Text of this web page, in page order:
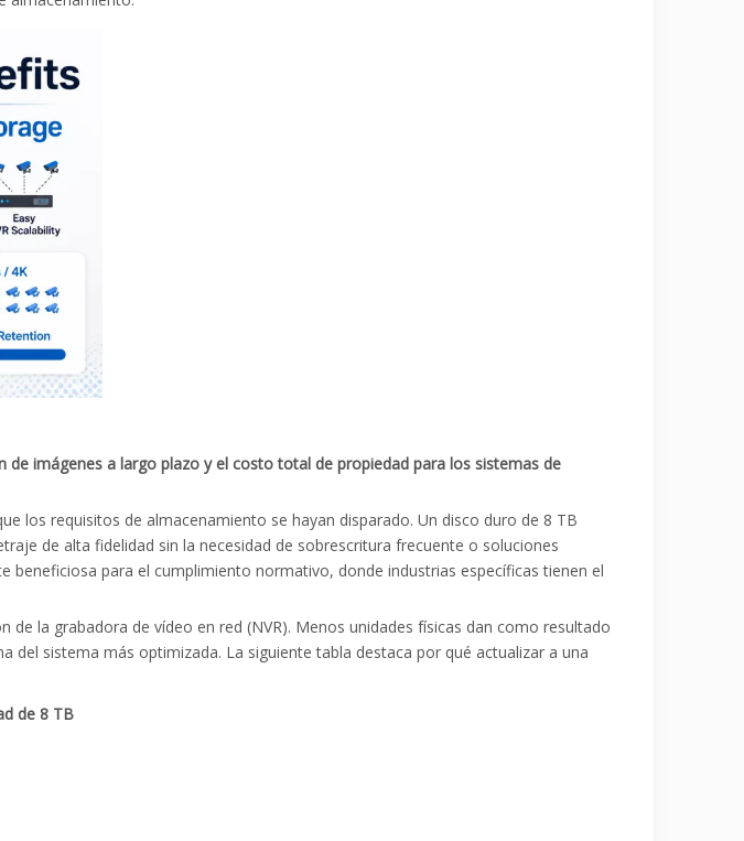
imágenes a largo plazo y el costo total de propiedad para los sistemas de
los requisitos de almacenamiento se hayan disparado. Un disco duro de 8 TB
de alta fidelidad sin la necesidad de sobrescritura frecuente o soluciones
para el cumplimiento normativo, donde industrias específicas tienen el
la grabadora de vídeo en red (NVR). Menos unidades físicas dan como resultado
sistema más optimizada. La siguiente tabla destaca por qué actualizar a una
de 8 TB